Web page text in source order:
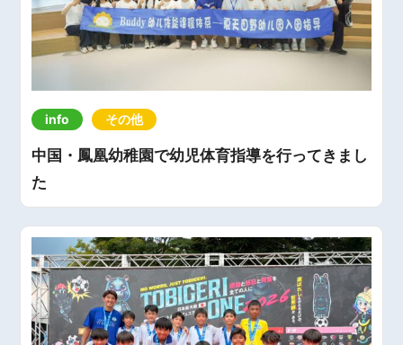
info その他
中国・鳳凰幼稚園で幼児体育指導を行ってきまし
た